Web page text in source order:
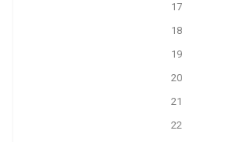
17
18
19
20
21
22